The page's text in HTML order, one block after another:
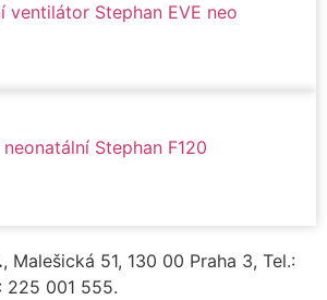
ventilátor Stephan EVE neo
Stephan F120
, Malešická 51, 130 00 Praha 3, Tel.:
225 001 555.